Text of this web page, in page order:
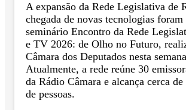
A expansão da Rede Legislativa de
chegada de novas tecnologias foram
seminário Encontro da Rede
e TV 2026: de Olho no Futuro,
Câmara dos Deputados nesta
Atualmente, a rede reúne 30
da Rádio Câmara e alcança cerca
de pessoas.